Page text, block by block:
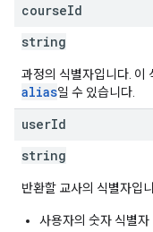
courseId
string
과정의 식별자입니다. 이
alias일 수 있습니다.
userId
string
반환할 교사의 식별자입
사용자의 숫자 식별자